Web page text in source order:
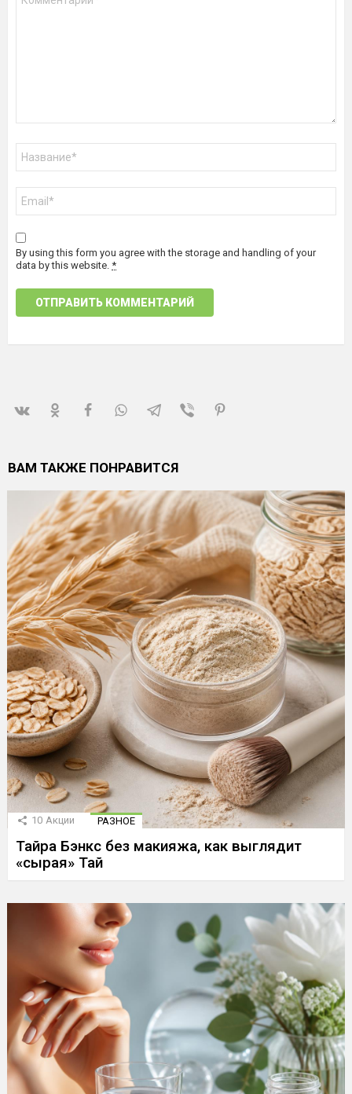
By using this form you agree with the storage and handling of your
data by this website. *
ВАМ ТАКЖЕ ПОНРАВИТСЯ
10 Акции РАЗНОЕ
Тайра Бэнкс без макияжа, как выглядит
«сырая» Тай